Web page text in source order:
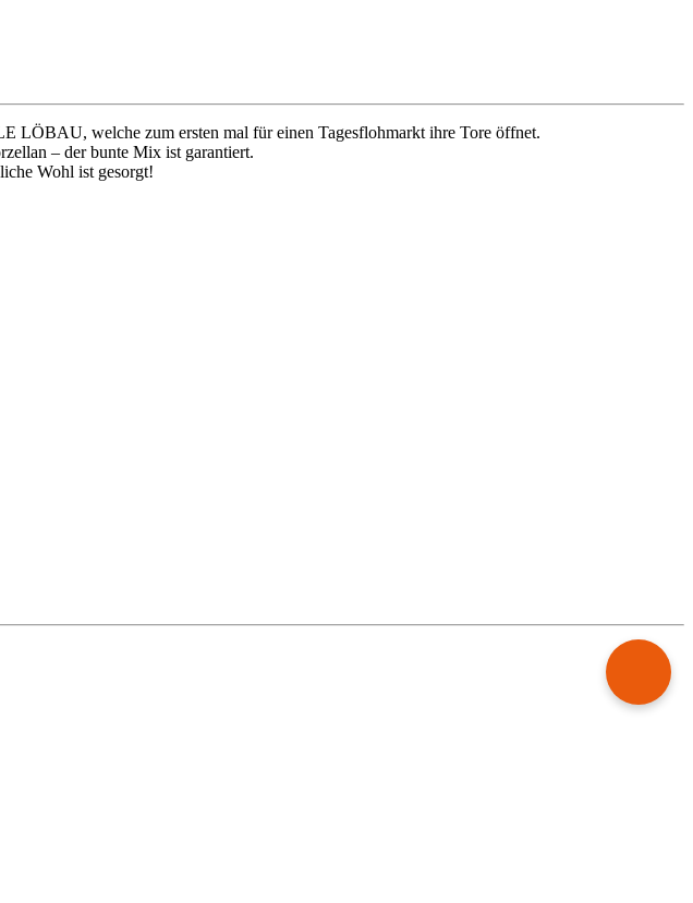
LÖBAU, welche zum ersten mal für einen Tagesflohmarkt ihre Tore öffnet.
– der bunte Mix ist garantiert.
Wohl ist gesorgt!